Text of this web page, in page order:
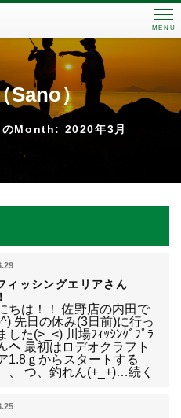
MENU
Sano）
のMonth: 2020年3月
ィッシングエリアさん
ちは！！ 佐野店の内田で
先日の休み(3日前)に行っ
した(>_<) 川場ﾌｨｯｼﾝｸﾞﾌﾟﾗ
へ 最初はロデオクラフト
1.8ｇからスタートする
、 つ、釣れん(+_+)…続く